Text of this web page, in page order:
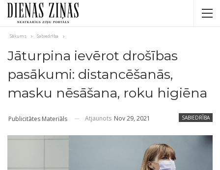
Sākums Sabiedrība
Jāturpina ievērot drošības
pasākumi: distancēšanās,
masku nēsāšana, roku higiēna
SABIEDRĪBA
Publicitātes Materiāls Atjaunots Nov 29, 2021